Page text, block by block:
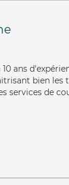
ans
bien
services de